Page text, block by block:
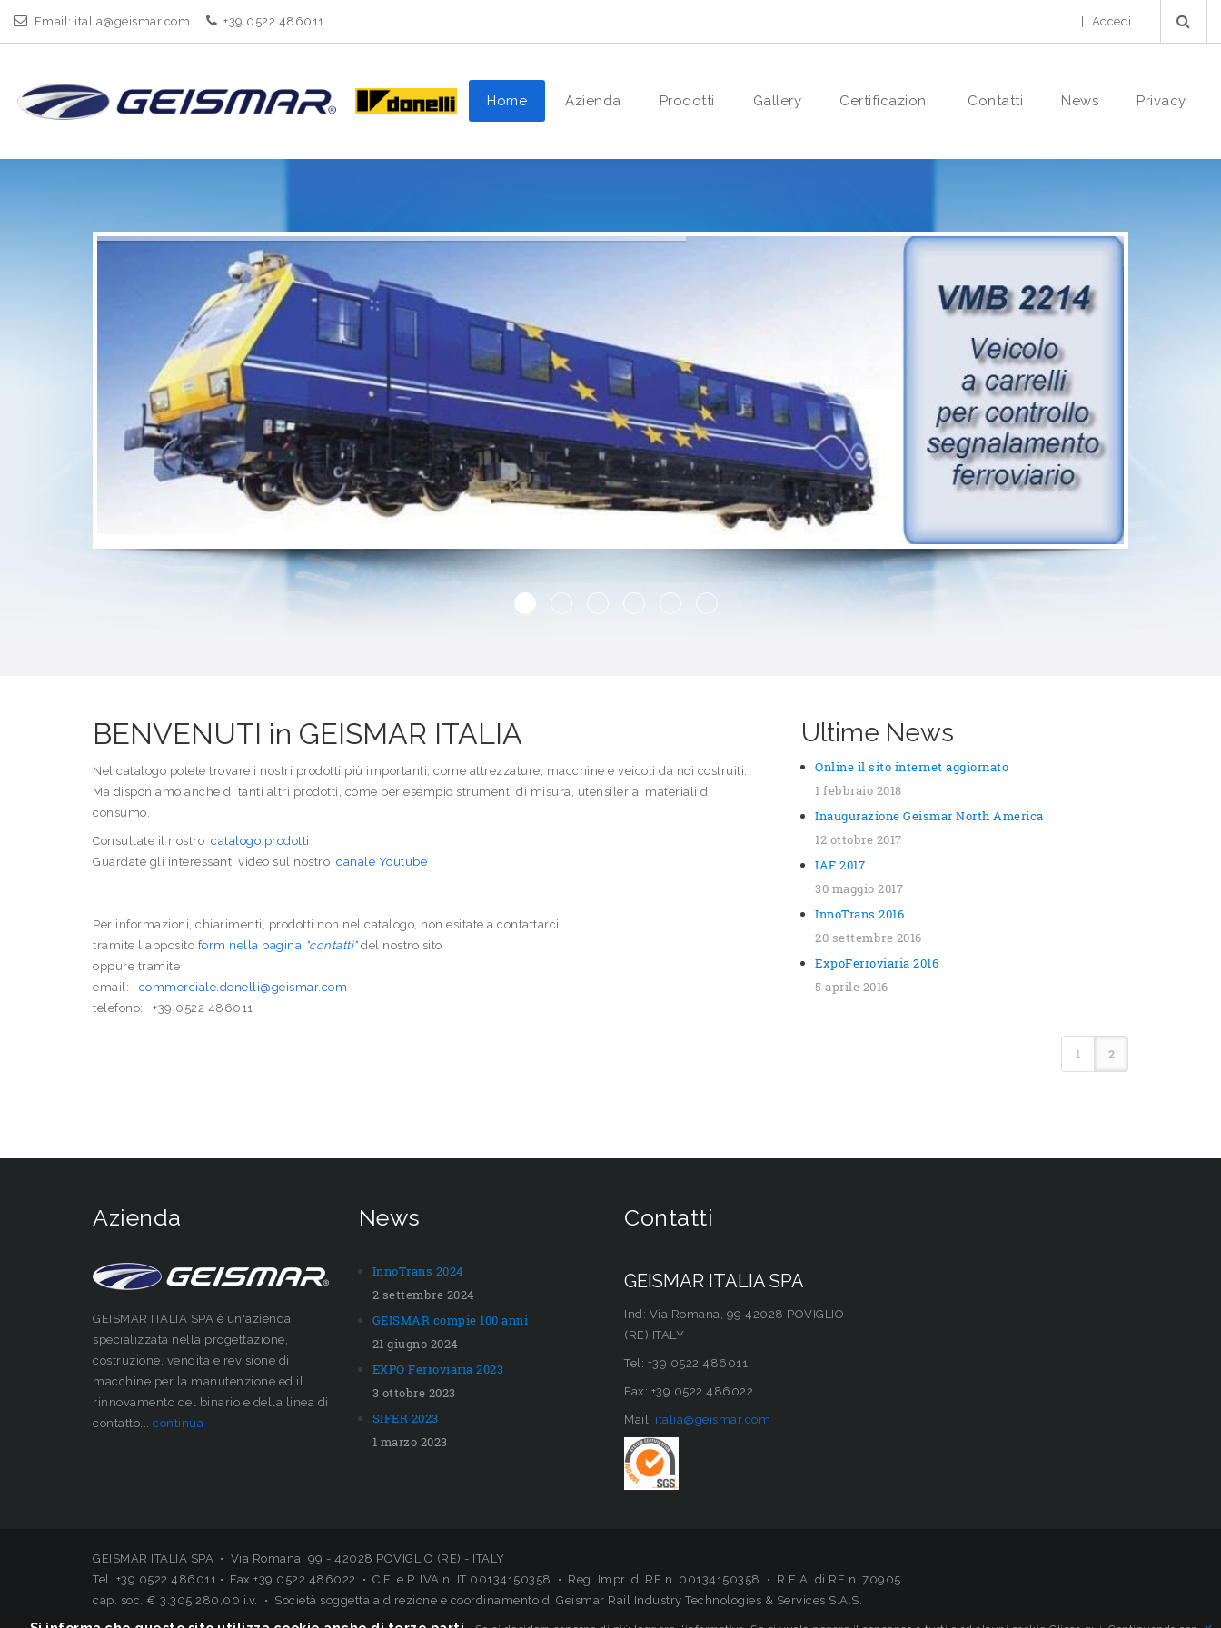
Email: italia@geismar.com +39 0522 486011 | Accedi
Home Azienda Prodotti Gallery Certificazioni Contatti News Privacy
BENVENUTI in GEISMAR ITALIA
Nel catalogo potete trovare i nostri prodotti più importanti, come attrezzature, macchine e veicoli da noi costruiti.
Ma disponiamo anche di tanti altri prodotti, come per esempio strumenti di misura, utensileria, materiali di
consumo.
Consultate il nostro catalogo prodotti
Guardate gli interessanti video sul nostro canale Youtube
Per informazioni, chiarimenti, prodotti non nel catalogo, non esitate a contattarci
tramite l'apposito form nella pagina "contatti"del nostro sito
oppure tramite
email: commerciale.donelli@geismar.com
telefono: +39 0522 486011
Ultime News
Online il sito internet aggiornato
1 febbraio 2018
Inaugurazione Geismar North America
12 ottobre 2017
IAF 2017
30 maggio 2017
InnoTrans 2016
20 settembre 2016
ExpoFerroviaria 2016
5 aprile 2016
1 2
Azienda
GEISMAR ITALIA SPA è un'azienda
specializzata nella progettazione,
costruzione, vendita e revisione di
macchine per la manutenzione ed il
rinnovamento del binario e della linea di
contatto... continua
News
InnoTrans 2024
2 settembre 2024
GEISMAR compie 100 anni
21 giugno 2024
EXPO Ferroviaria 2023
3 ottobre 2023
SIFER 2023
1 marzo 2023
Contatti
GEISMAR ITALIA SPA
Ind: Via Romana, 99 42028 POVIGLIO
(RE) ITALY
Tel: +39 0522 486011
Fax: +39 0522 486022
Mail: italia@geismar.com
GEISMAR ITALIA SPA • Via Romana, 99 - 42028 POVIGLIO (RE) - ITALY
Tel. +39 0522 486011 • Fax +39 0522 486022 • C.F. e P. IVA n. IT 00134150358 • Reg. Impr. di RE n. 00134150358 • R.E.A. di RE n. 70905
cap. soc. € 3.305.280,00 i.v. • Società soggetta a direzione e coordinamento di Geismar Rail Industry Technologies & Services S.A.S.